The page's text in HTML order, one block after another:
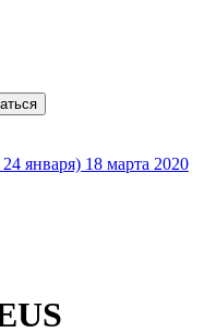
января) 18 марта 2020